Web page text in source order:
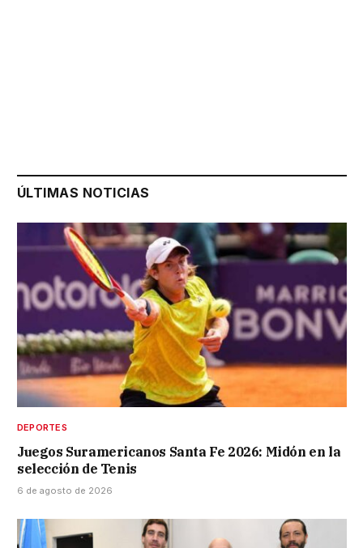
ÚLTIMAS NOTICIAS
DEPORTES
Juegos Suramericanos Santa Fe 2026: Midón en la
selección de Tenis
6 de agosto de 2026